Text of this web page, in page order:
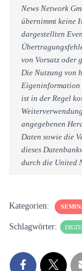
News Network
übernimmt keine
dargestellten
von Vorsatz oder
Die Nutzung von
Eigeninformation
ist in der Regel
angegebenen
Daten sowie die
dieses
durch die United
Kategorien:
Schlagwörter: